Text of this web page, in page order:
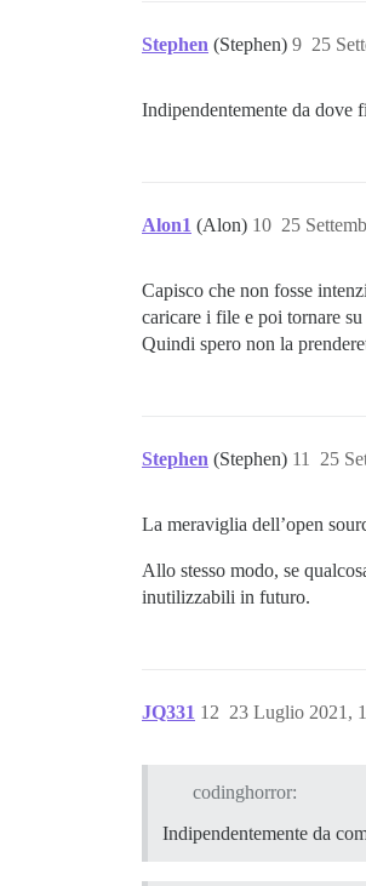
Stephen (Stephen) 25
9
Indipendentemente da dove
Alon1 (Alon) 25
10
Capisco che non fosse
caricare i file e poi tornare
Quindi spero non la
Stephen (Stephen) 25
11
La meraviglia dell’open
Allo stesso modo, se
inutilizzabili in futuro.
JQ331 23 Luglio 2021,
12
codinghorror:
Indipendentemente da